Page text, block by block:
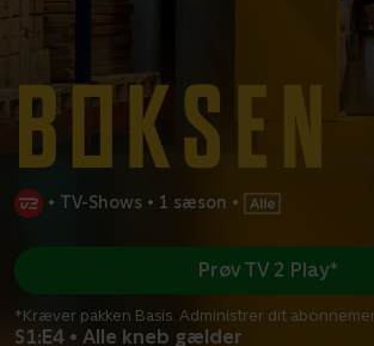
• TV-Shows • 1 sæson •
S1:E4 • Alle kneb gælder
Prøv TV 2 Play*
*Kræver pakken Basis. Administrer dit